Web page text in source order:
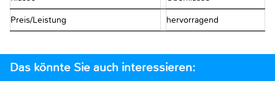
Preis/Leistung hervorragend
Das könnte Sie auch interessieren: